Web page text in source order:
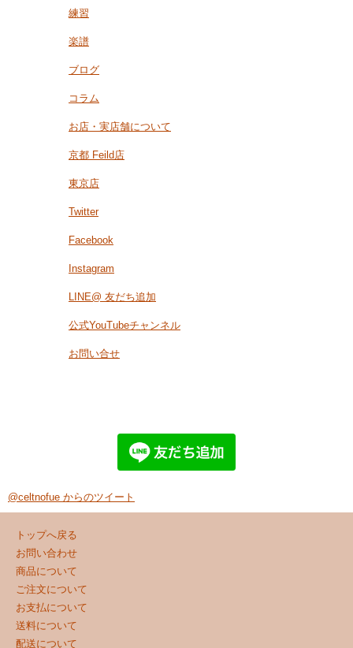
練習
楽譜
ブログ
コラム
お店・実店舗について
京都 Feild店
東京店
Twitter
Facebook
Instagram
LINE@ 友だち追加
公式YouTubeチャンネル
お問い合せ
@celtnofue からのツイート
トップへ戻る
お問い合わせ
商品について
ご注文について
お支払について
送料について
配送について